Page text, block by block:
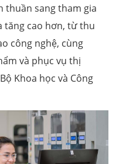
thuần sang tham gia
tăng cao hơn, từ thu
công nghệ, cùng
và phục vụ thị
Khoa học và Công